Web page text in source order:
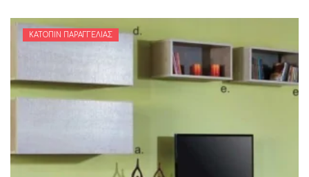
ΚΑΤΌΠΙΝ ΠΑΡΑΓΓΕΛΊΑΣ